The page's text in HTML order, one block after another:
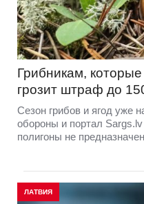
Грибникам,
грозит штраф до
Сезон грибов и ягод уже
обороны и портал
полигоны не
ЛАТВИЯ